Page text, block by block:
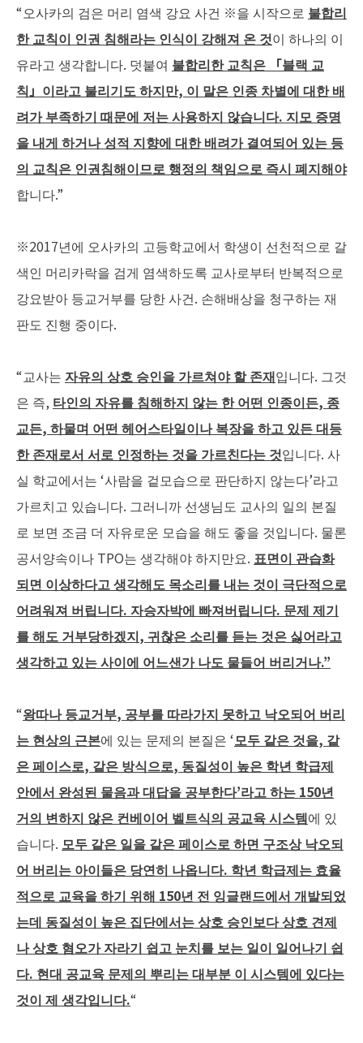
“오사카의 검은 머리 염색 강요 사건 ※을 시작으로 불합리
한 교칙이 인권 침해라는 인식이 강해져 온 것이 하나의 이
유라고 생각합니다. 덧붙여 불합리한 교칙은 「블랙 교
칙」 이라고 불리기도하지만, 이 말은 인종 차별에 대한 배
려가 부족하기 때문에 저는사용하지 않습니다. 지모 증명
을 내게 하거나 성적 지향에 대한 배려가 결여되어 있는 등
의 교칙은 인권침해이므로 행정의 책임으로 즉시 폐지해야
합니다.”
※2017년에 오사카의 고등학교에서 학생이 선천적으로 갈
색인 머리카락을 검게 염색하도록 교사로부터 반복적으로
강요받아 등교거부를 당한 사건. 손해배상을 청구하는 재
판도 진행 중이다.
“교사는 자유의 상호 승인을 가르쳐야 할 존재입니다. 그것
은 즉, 타인의 자유를 침해하지 않는 한 어떤 인종이든, 종
교든, 하물며 어떤 헤어스타일이나 복장을하고 있든대등
한 존재로서 서로 인정하는 것을 가르친다는 것입니다. 사
실 학교에서는 ‘사람을 겉모습으로 판단하지 않는다’라고
가르치고 있습니다. 그러니까 선생님도 교사의 일의 본질
로 보면 조금 더 자유로운 모습을 해도 좋을 것입니다. 물론
공서양속이나 TPO는 생각해야 하지만요. 표면이 관습화
되면 이상하다고생각해도 목소리를 내는 것이 극단적으로
어려워져 버립니다. 자승자박에 빠져버립니다. 문제 제기
를해도 거부당하겠지, 귀찮은 소리를 듣는 것은 싫어라고
생각하고 있는사이에 어느샌가 나도 물들어 버리거나.”
“왕따나 등교거부, 공부를 따라가지 못하고 낙오되어 버리
는 현상의 근본에 있는 문제의 본질은 ‘모두 같은 것을, 같
은페이스로, 같은 방식으로, 동질성이 높은 학년 학급제
안에서 완성된 물음과대답을 공부한다’라고하는 150년
거의 변하지 않은 컨베이어 벨트식의 공교육시스템에 있
습니다. 모두 같은 일을 같은페이스로하면 구조상 낙오되
어 버리는 아이들은 당연히 나옵니다. 학년 학급제는 효율
적으로 교육을하기 위해 150년 전 잉글랜드에서 개발되었
는데 동질성이 높은 집단에서는상호 승인보다상호 견제
나상호 혐오가자라기 쉽고 눈치를 보는 일이 일어나기 쉽
다. 현대 공교육 문제의 뿌리는대부분 이 시스템에 있다는
것이 제 생각입니다.“